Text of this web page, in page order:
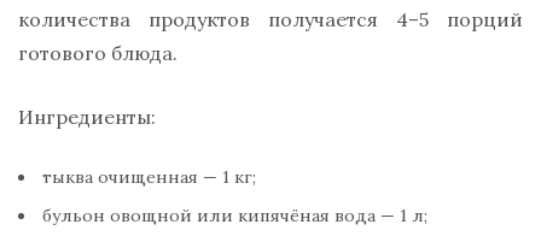
количества продуктов получается 4–5 порций
готового блюда.
Ингредиенты:
тыква очищенная — 1 кг;
бульон овощной или кипячёная вода — 1 л;